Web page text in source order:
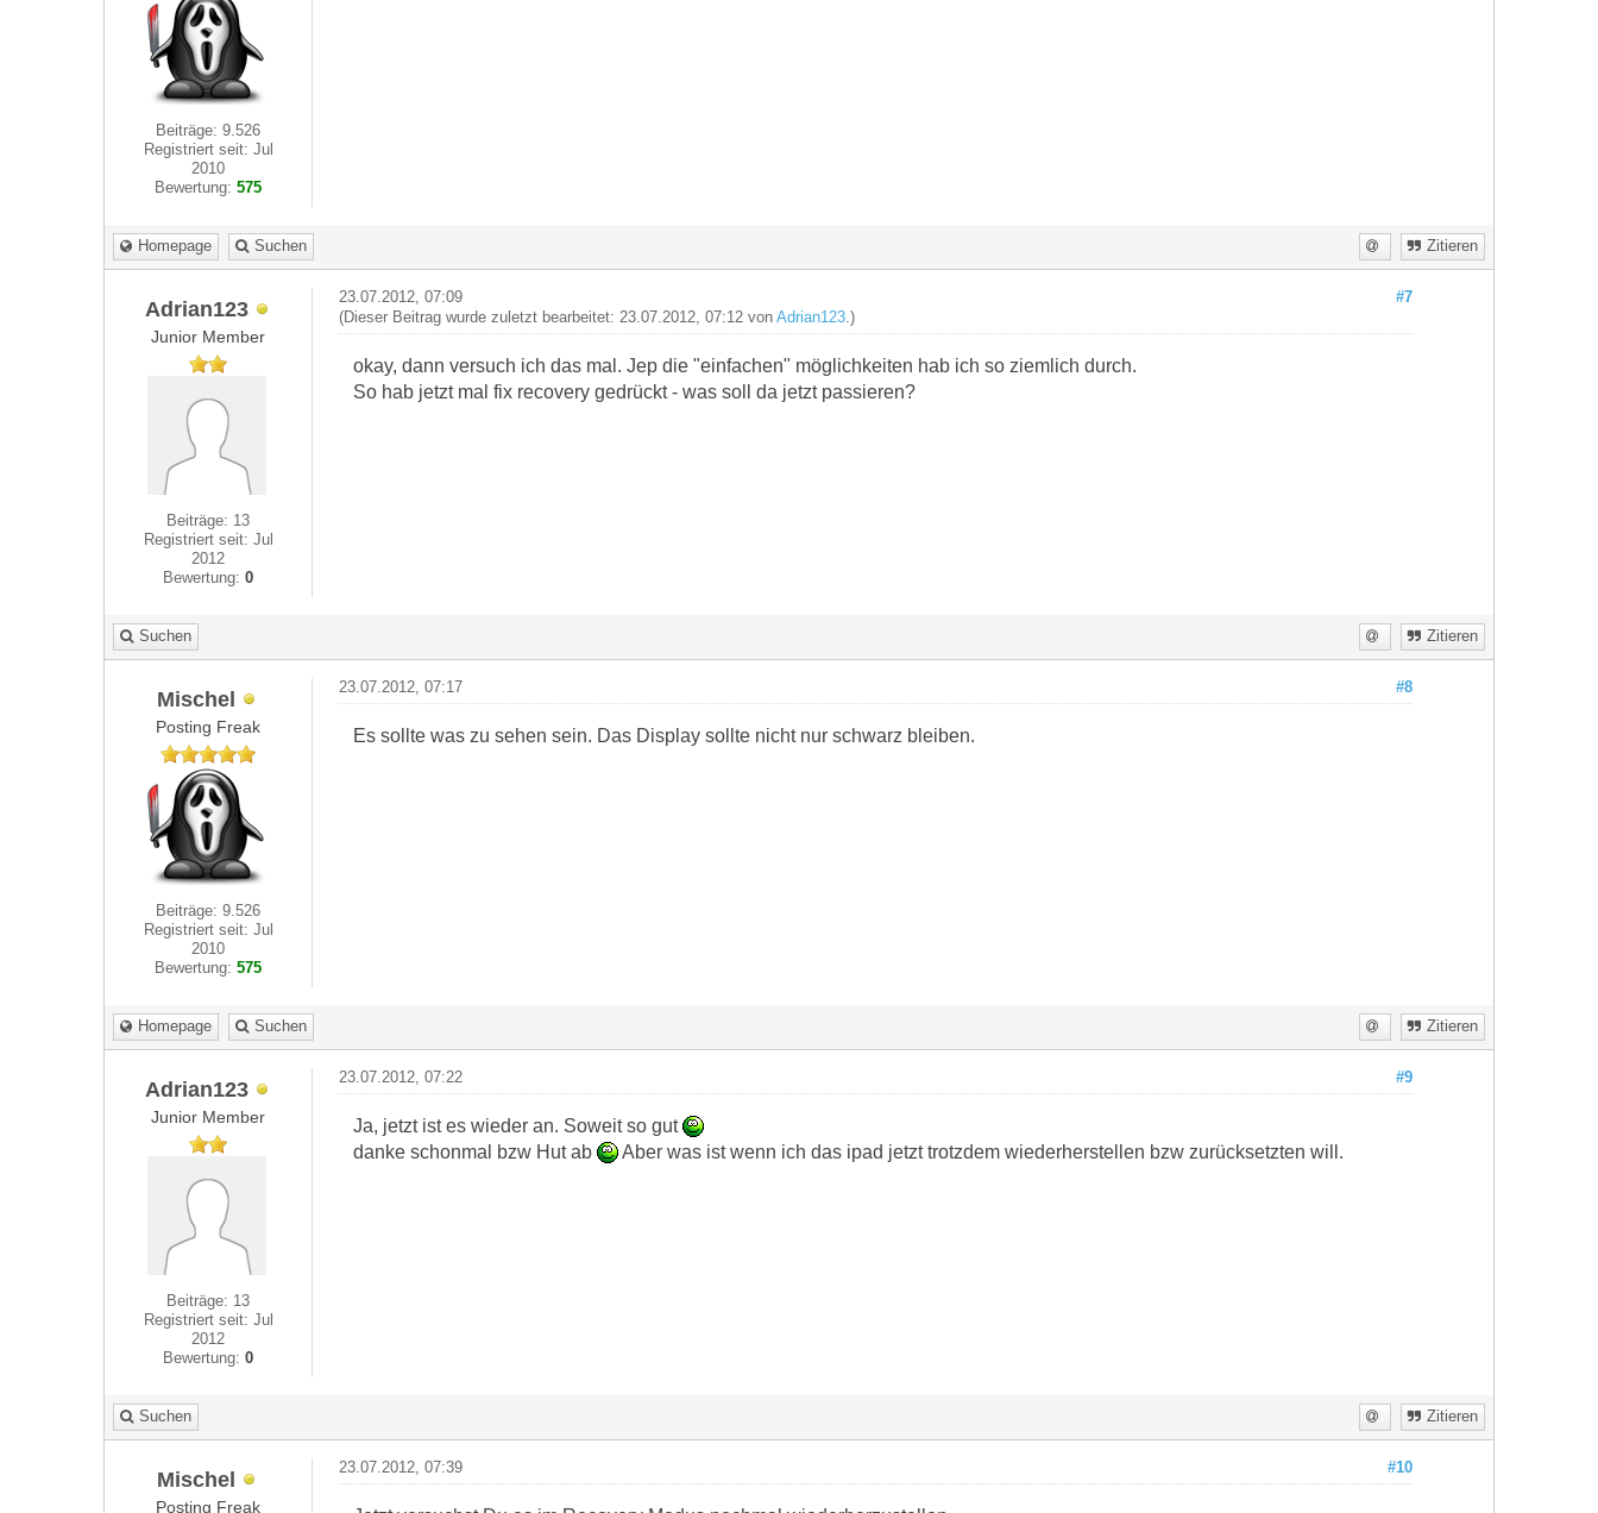
Beiträge: 9.526
Registriert seit: Jul
2010
Bewertung:575
Homepage Suchen Zitieren
Adrian123
Junior Member
Beiträge: 13
Registriert seit: Jul
2012
Bewertung:0
#7
23.07.2012, 07:09
(Dieser Beitrag wurde zuletzt bearbeitet: 23.07.2012, 07:12 von Adrian123.)
okay, dann versuch ich das mal. Jep die "einfachen" möglichkeiten hab ich so ziemlich durch.
So hab jetzt mal fix recovery gedrückt - was soll da jetzt passieren?
Suchen Zitieren
Mischel
Posting Freak
Beiträge: 9.526
Registriert seit: Jul
2010
Bewertung:575
#8
23.07.2012, 07:17
Es sollte was zu sehen sein. Das Display sollte nicht nur schwarz bleiben.
Homepage Suchen Zitieren
Adrian123
Junior Member
Beiträge: 13
Registriert seit: Jul
2012
Bewertung:0
#9
23.07.2012, 07:22
Ja, jetzt ist es wieder an. Soweit so gut
danke schonmal bzw Hut ab
Aber was ist wenn ich das ipad jetzt trotzdem wiederherstellen bzw zurücksetzten will.
Suchen Zitieren
Mischel
Posting Freak
#10
23.07.2012, 07:39